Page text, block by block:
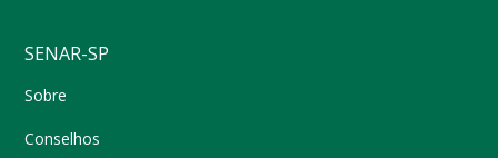
SENAR-SP
Sobre
Conselhos